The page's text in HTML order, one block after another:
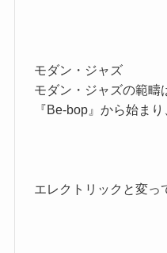
モダン・ジャズ
モダン・ジャズの範疇
『Be-bop』から始まり
エレクトリックと変っ